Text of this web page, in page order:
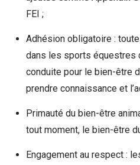
FEI ;
Adhésion obligatoire :
dans les sports équestres
conduite pour le bien-être
prendre connaissance et
Primauté du bien-être
tout moment, le bien-être
Engagement au respect :